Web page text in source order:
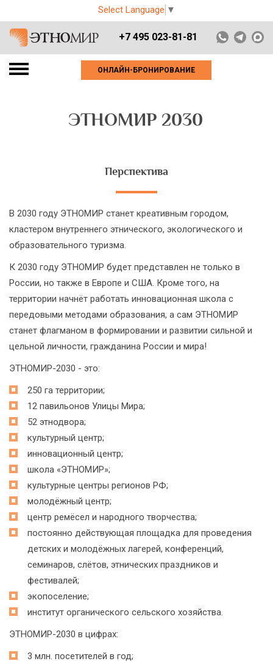
Select Language ▼
+7 495 023-81-81
ОНЛАЙН-БРОНИРОВАНИЕ
ЭТНОМИР 2030
Перспектива
В 2030 году ЭТНОМИР станет креативным городом,
кластером внутреннего этнического, экологического и
образовательного туризма.
К 2030 году ЭТНОМИР будет представлен не только в
России, но также в Европе и США. Кроме того, на
территории начнёт работать инновационная школа с
передовыми методами образования, а сам ЭТНОМИР
станет флагманом в формировании и развитии сильной и
цельной личности, гражданина России и мира!
ЭТНОМИР-2030 - это:
250 га территории;
12 павильонов Улицы Мира;
52 этнодвора;
культурный центр;
инновационный центр;
школа «ЭТНОМИР»;
культурные центры регионов РФ;
молодёжный центр;
центр ремёсел и народного творчества;
постоянно действующая площадка для проведения
детских и молодёжных лагерей, конференций,
семинаров, слётов, этнических праздников и
фестивалей;
экопоселение;
институт органического сельского хозяйства.
ЭТНОМИР-2030 в цифрах:
3 млн. посетителей в год;